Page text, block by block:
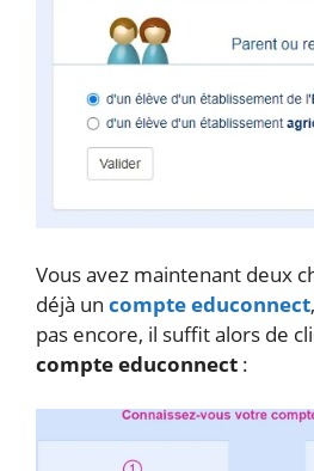
Vous avez maintenant deux
déjà un compte educonnect
pas encore, il suffit alors de
compte educonnect :